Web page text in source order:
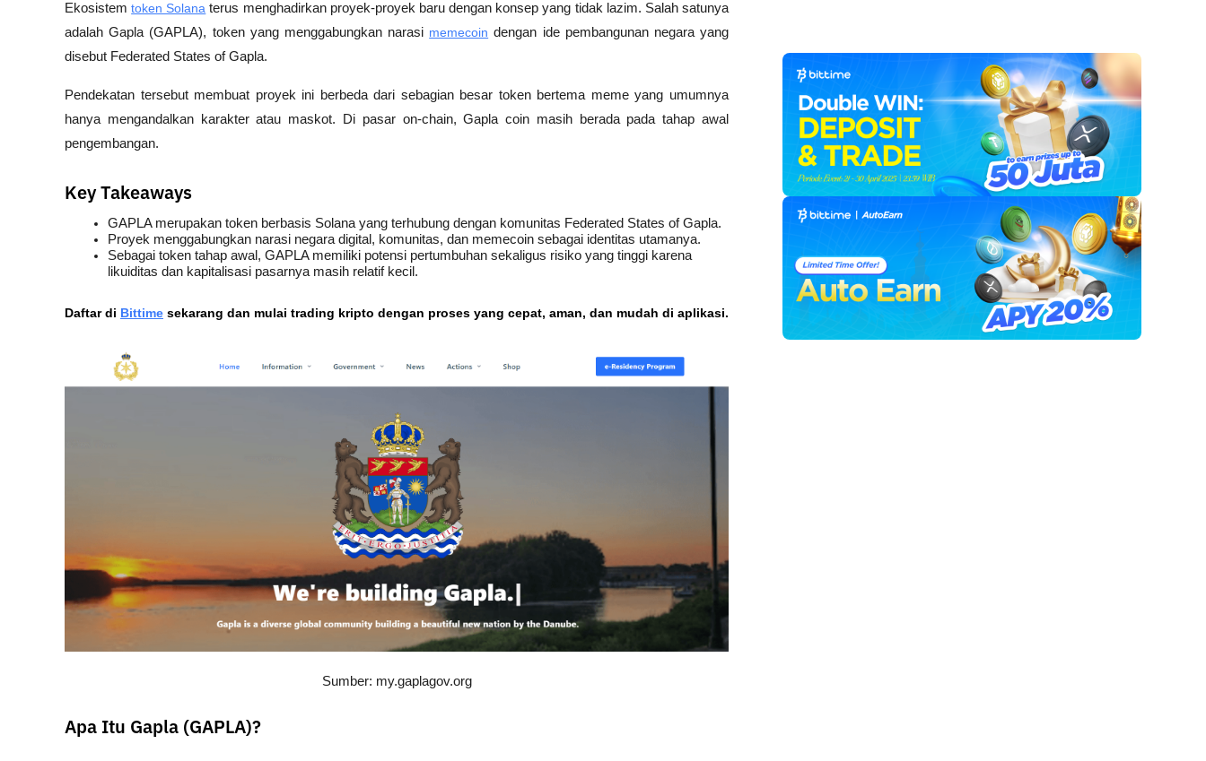
Ekosistem token Solana terus menghadirkan proyek-proyek baru dengan konsep yang tidak lazim. Salah satunya
adalah Gapla (GAPLA), token yang menggabungkan narasi memecoin dengan ide pembangunan negara yang
disebut Federated States of Gapla.
Pendekatan tersebut membuat proyek ini berbeda dari sebagian besar token bertema meme yang umumnya
hanya mengandalkan karakter atau maskot. Di pasar on-chain, Gapla coin masih berada pada tahap awal
pengembangan.
Key Takeaways
GAPLA merupakan token berbasis Solana yang terhubung dengan komunitas Federated States of Gapla.
Proyek menggabungkan narasi negara digital, komunitas, dan memecoin sebagai identitas utamanya.
Sebagai token tahap awal, GAPLA memiliki potensi pertumbuhan sekaligus risiko yang tinggi karena
likuiditas dan kapitalisasi pasarnya masih relatif kecil.
Daftar di Bittime sekarang dan mulai trading kripto dengan proses yang cepat, aman, dan mudah di aplikasi.
Sumber: my.gaplagov.org
Apa Itu Gapla (GAPLA)?